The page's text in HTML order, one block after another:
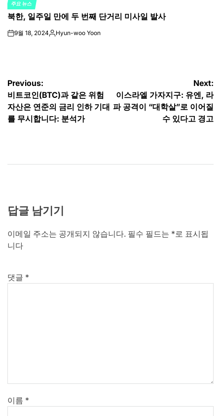
POSTED
IN
주요 뉴스
북한, 일주일 만에 두 번째 단거리 미사일 발사
on9월 18, 2024Posted
Hyun-woo Yoon
글
탐
색
Previous:
비트코인(BTC)과 같은 위험
자산은 연준의 금리 인하 기대
를 무시합니다: 분석가
Next:
이스라엘 가자지구: 유엔, 라
파 공격이 “대학살”로 이어질
수 있다고 경고
답글 남기기
이메일 주소는 공개되지 않습니다. 필수 필드는 *로 표시됩
니다
댓글 *
이름 *